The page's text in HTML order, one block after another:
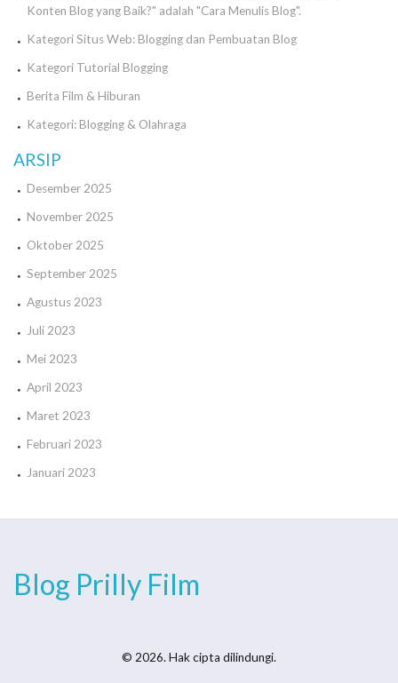
Konten Blog yang Baik?" adalah "Cara Menulis Blog".
Kategori Situs Web: Blogging dan Pembuatan Blog
Kategori Tutorial Blogging
Berita Film & Hiburan
Kategori: Blogging & Olahraga
ARSIP
Desember 2025
November 2025
Oktober 2025
September 2025
Agustus 2023
Juli 2023
Mei 2023
April 2023
Maret 2023
Februari 2023
Januari 2023
Blog Prilly Film
© 2026. Hak cipta dilindungi.